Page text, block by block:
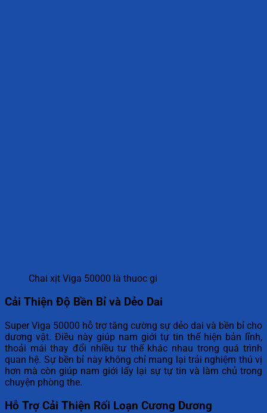
Chai xịt Viga 50000 là thuoc gi
Cải Thiện Độ Bền Bỉ và Dẻo Dai
Super Viga 50000 hỗ trợ tăng cường sự dẻo dai và bền bỉ cho
dương vật. Điều này giúp nam giới tự tin thể hiện bản lĩnh,
thoải mái thay đổi nhiều tư thế khác nhau trong quá trình
quan hệ. Sự bền bỉ này không chỉ mang lại trải nghiệm thú vị
hơn mà còn giúp nam giới lấy lại sự tự tin và làm chủ trong
chuyện phòng the.
Hỗ Trợ Cải Thiện Rối Loạn Cương Dương